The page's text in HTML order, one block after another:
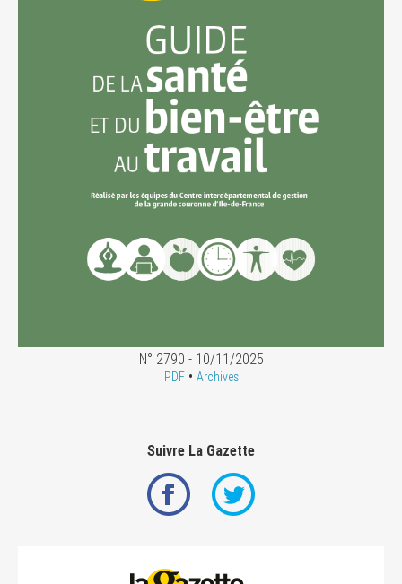
N° 2790 - 10/11/2025
PDF• Archives
Suivre La Gazette